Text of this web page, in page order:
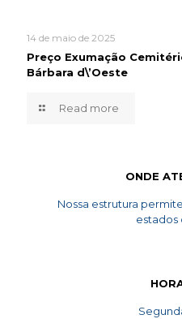
14 de maio de 2025
Preço Exumação
Bárbara d\’Oeste
Read more
ONDE
Nossa estrutura
estados